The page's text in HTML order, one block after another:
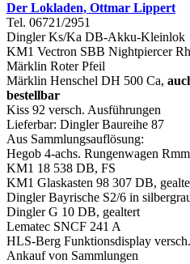
Der Lokladen, Ottmar Lippert
Tel. 06721/2951
Dingler Ks/Ka DB-Akku-Kleinlok
KM1 Vectron SBB Nightpiercer
Märklin Roter Pfeil
Märklin Henschel DH 500 Ca,
bestellbar
Kiss 92 versch. Ausführungen
Lieferbar: Dingler Baureihe 87
Aus Sammlungsauflösung:
Hegob 4-achs. Rungenwagen
KM1 18 538 DB, FS
KM1 Glaskasten 98 307 DB,
Dingler Bayrische S2/6 in
Dingler G 10 DB, gealtert
Lematec SNCF 241 A
HLS-Berg Funktionsdisplay
Ankauf von Sammlungen